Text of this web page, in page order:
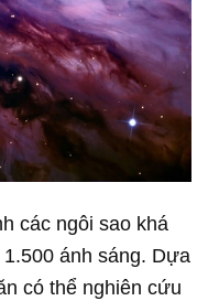
các ngôi sao khá
ánh sáng. Dựa
có thể nghiên cứu